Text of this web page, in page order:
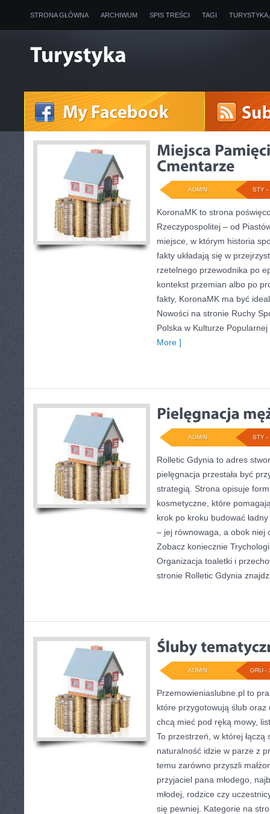
STRONA GŁÓWNA ARCHIWUM SPIS TREŚCI TAGI
STY -
ADMIN
KoronaMK to strona
Rzeczypospolitej – od
miejsce, w którym historia
fakty układają się w
rzetelnego przewodnika po
kontekst przemian albo po
fakty, KoronaMK ma być
Nowości na stronie Ruchy
Polska w Kulturze
More ]
STY -
ADMIN
Rolletic Gdynia to adres
pielęgnacja przestała być
strategią. Strona opisuje
kosmetyczne, które
krok po kroku budować
– jej równowaga, a obok niej
Zobacz koniecznie
Organizacja toaletki i
stronie Rolletic Gdynia
GRU -
ADMIN
Przemowieniaslubne.pl to
które przygotowują ślub oraz
chcą mieć pod ręką mowy,
To przestrzeń, w której
naturalność idzie w parze z
temu zarówno przyszli
przyjaciel pana młodego,
młodej, rodzice czy
się pewniej. Kategorie na